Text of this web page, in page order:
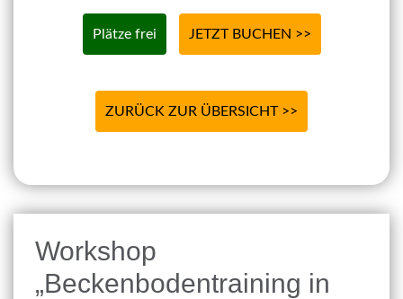
Plätze frei JETZT BUCHEN >>
ZURÜCK ZUR ÜBERSICHT >>
Workshop
„Beckenbodentraining in